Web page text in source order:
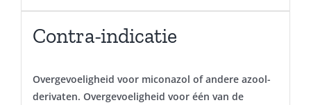
Contra-indicatie
Overgevoeligheid voor miconazol of andere azool-
derivaten. Overgevoeligheid voor één van de